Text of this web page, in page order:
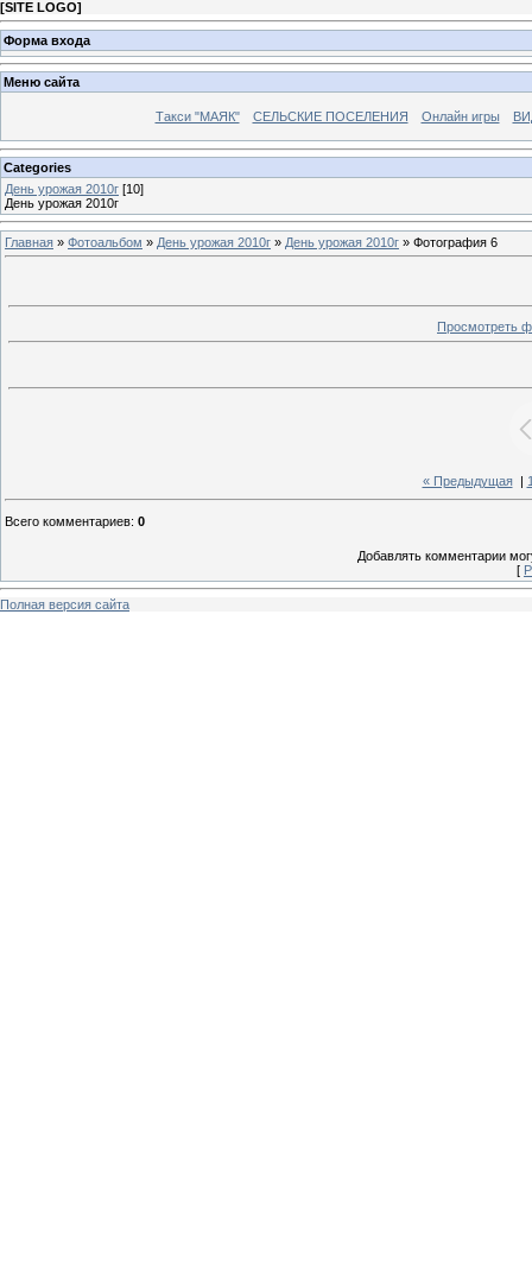
[SITE LOGO]
Форма входа
Меню сайта
Такси "МАЯК" СЕЛЬСКИЕ ПОСЕЛЕНИЯ Онлайн игры
Categories
День урожая 2010г [10]
День урожая 2010г
Главная » Фотоальбом » День урожая 2010г » День урожая 2010г » Фотография 6
Просмотреть
« Предыдущая|
Всего комментариев: 0
Добавлять комментарии
[
Полная версия сайта